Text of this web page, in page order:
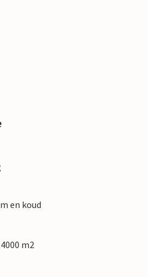
en koud
m2